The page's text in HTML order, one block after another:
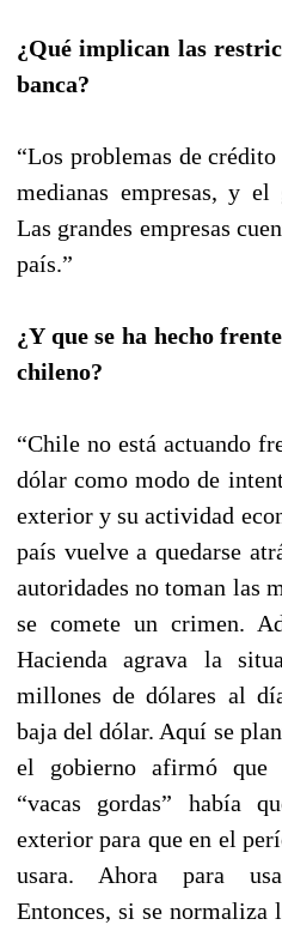
¿Qué implican las
banca?
“Los problemas de
medianas empresas, y
Las grandes empresas
país.”
¿Y que se ha hecho
chileno?
“Chile no está actuando
dólar como modo de
exterior y su actividad
país vuelve a quedarse
autoridades no toman las
se comete un crimen.
Hacienda agrava la
millones de dólares al
baja del dólar. Aquí se
el gobierno afirmó que
“vacas gordas” había
exterior para que en el
usara. Ahora para
Entonces, si se normaliza